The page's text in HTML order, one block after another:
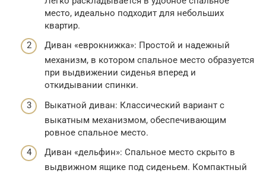
место, идеально подходит для небольших
квартир.
Диван «еврокнижка»: Простой и надежный
механизм, в котором спальное место образуется
при выдвижении сиденья вперед и
откидывании спинки.
Выкатной диван: Классический вариант с
выкатным механизмом, обеспечивающим
ровное спальное место.
Диван «дельфин»: Спальное место скрыто в
выдвижном ящике под сиденьем. Компактный